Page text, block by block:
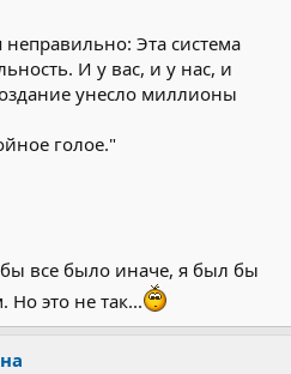
Эта система
И у вас, и у нас, и
унесло миллионы
голое."
все было иначе, я был бы
это не так...